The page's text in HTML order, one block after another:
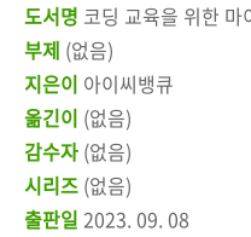
도서명 코딩 교육을 위한
부제 (없음)
지은이 아이씨뱅큐
옮긴이 (없음)
감수자 (없음)
시리즈 (없음)
출판일 2023. 09. 08